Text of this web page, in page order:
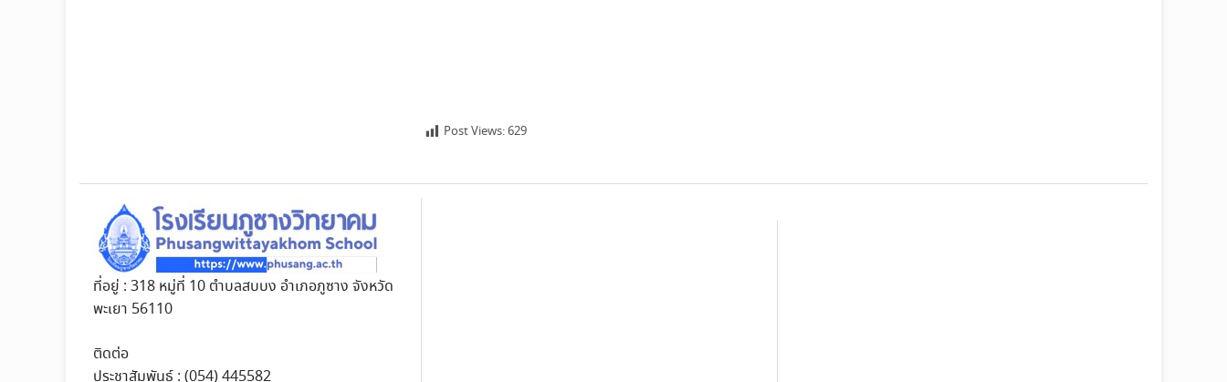
Post Views:629
ที่อยู่ : 318 หมู่ที่ 10 ตำบลสบบง อำเภอภูซาง จังหวัด
พะเยา 56110
ติดต่อ
ประชาสัมพันธ์ : (054) 445582